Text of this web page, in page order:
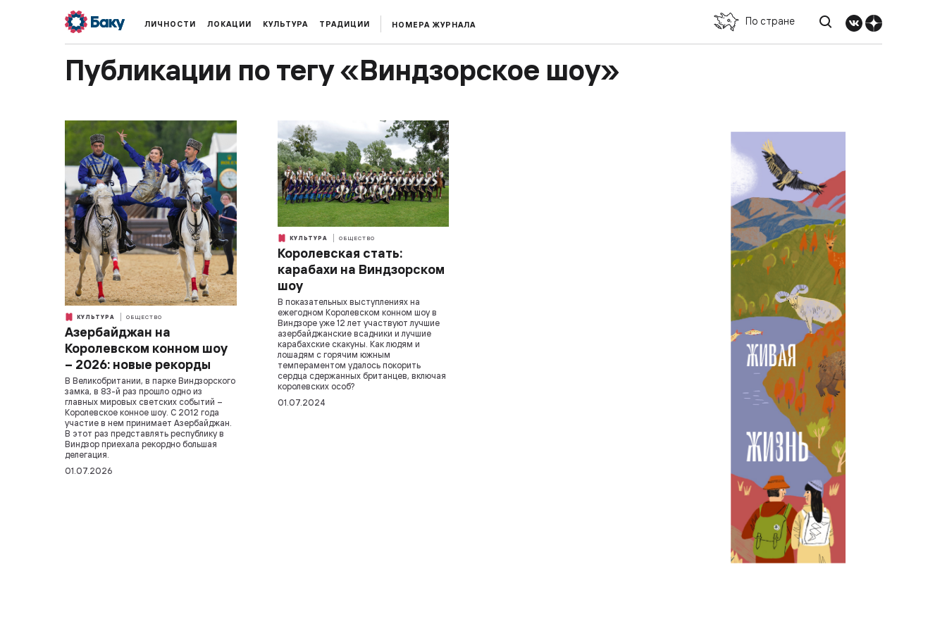
ЛИЧНОСТИ ЛОКАЦИИ КУЛЬТУРА ТРАДИЦИИ НОМЕРА ЖУРНАЛА По стране
Публикации по тегу «Виндзорское шоу»
КУЛЬТУРА ОБЩЕСТВО
Азербайджан на
Королевском конном шоу
– 2026: новые рекорды
В Великобритании, в парке Виндзорского
замка, в 83-й раз прошло одно из
главных мировых светских событий –
Королевское конное шоу. С 2012 года
участие в нем принимает Азербайджан.
В этот раз представлять республику в
Виндзор приехала рекордно большая
делегация.
01.07.2026
КУЛЬТУРА ОБЩЕСТВО
Королевская стать:
карабахи на Виндзорском
шоу
В показательных выступлениях на
ежегодном Королевском конном шоу в
Виндзоре уже 12 лет участвуют лучшие
азербайджанские всадники и лучшие
карабахские скакуны. Как людям и
лошадям с горячим южным
темпераментом удалось покорить
сердца сдержанных британцев, включая
королевских особ?
01.07.2024